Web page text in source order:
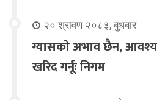
२० श्रावण २०८३, बुधबार
ग्यासको अभाव छैन,
खरिद गर्नूः निगम